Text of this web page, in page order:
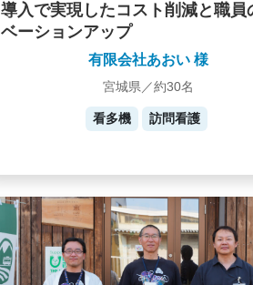
導入で実現したコスト削減と職員
ベーションアップ
有限会社あおい 様
宮城県／約30名
看多機 訪問看護